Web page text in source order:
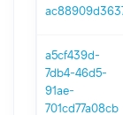
a5cf439d-
7db4-46d5-
91ae-
701cd77a08cb